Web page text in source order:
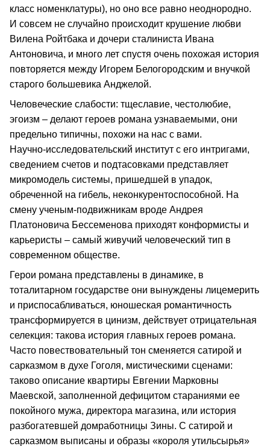
класс номенклатуры), но оно все равно неоднородно.
И совсем не случайно происходит крушение любви
Вилена Ройтбака и дочери сталиниста Ивана
Антоновича, и много лет спустя очень похожая история
повторяется между Игорем Белогородским и внучкой
старого большевика Анджелой.
Человеческие слабости: тщеславие, честолюбие,
эгоизм – делают героев романа узнаваемыми, они
предельно типичны, похожи на нас с вами.
Научно‑исследовательский институт с его интригами,
сведением счетов и подтасовками представляет
микромодель системы, пришедшей в упадок,
обреченной на гибель, неконкурентоспособной. На
смену ученым‑подвижникам вроде Андрея
Платоновича Бессеменова приходят конформисты и
карьеристы – самый живучий человеческий тип в
современном обществе.
Герои романа представлены в динамике, в
тоталитарном государстве они вынуждены лицемерить
и приспосабливаться, юношеская романтичность
трансформируется в цинизм, действует отрицательная
селекция: такова история главных героев романа.
Часто повествовательный тон сменяется сатирой и
сарказмом в духе Гоголя, мистическими сценами:
таково описание квартиры Евгении Марковны
Маевской, заполненной дефицитом стараниями ее
покойного мужа, директора магазина, или история
разбогатевшей домработницы Зины. С сатирой и
сарказмом выписаны и образы «короля утильсырья»